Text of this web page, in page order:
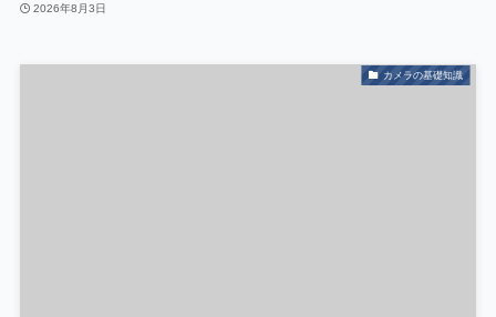
2026年8月3日
カメラの基礎知識